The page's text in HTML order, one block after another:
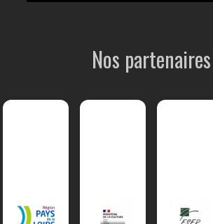
Nos partenaires